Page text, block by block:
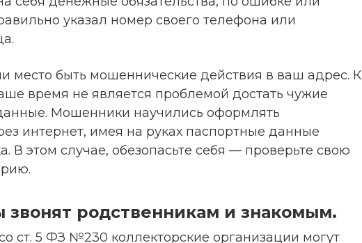
указал номер своего телефона или
место быть мошеннические действия в ваш адрес. К
время не является проблемой достать чужие
Мошенники научились оформлять
интернет, имея на руках паспортные данные
В этом случае, обезопасьте себя — проверьте свою
звонят родственникам и знакомым.
ст. 5 ФЗ №230 коллекторские организации могут